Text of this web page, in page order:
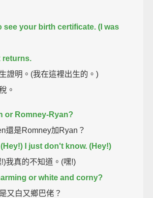
see your birth certificate. (I was
returns.
證明。(我在這裡出生的。)
。
or Romney-Ryan?
還是Romney加Ryan？
(Hey!) I just don't know. (Hey!)
我真的不知道。(嘿!)
or white and corny?
又白又鄉巴佬？